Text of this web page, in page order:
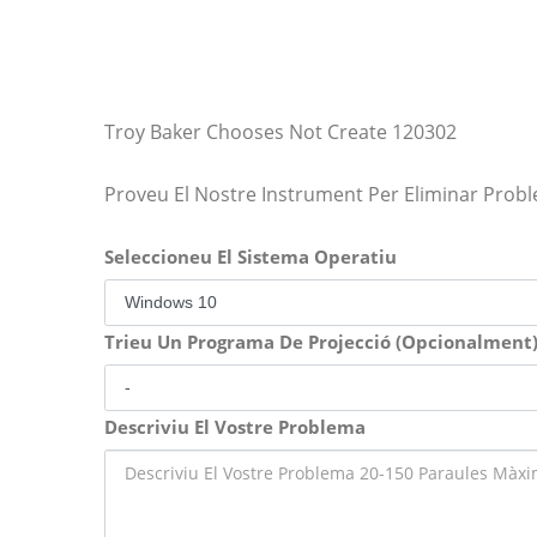
Troy Baker Chooses Not Create 120302
Proveu El Nostre Instrument Per Eliminar
Seleccioneu El Sistema Operatiu
Trieu Un Programa De Projecció (Opcionalment)
Descriviu El Vostre Problema